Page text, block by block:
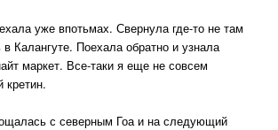
уже впотьмах. Свернула где-то не там
в Калангуте. Поехала обратно и узнала
маркет. Все-таки я еще не совсем
кретин.
с северным Гоа и на следующий